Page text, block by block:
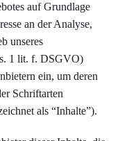
auf Grundlage
an der Analyse,
unseres
1 lit. f. DSGVO)
ein, um deren
Schriftarten
als “Inhalte”).